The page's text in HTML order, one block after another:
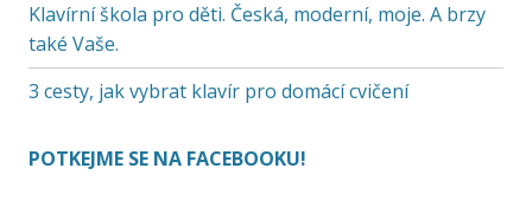
Klavírní škola pro děti. Česká, moderní, moje. A brzy
také Vaše.
3 cesty, jak vybrat klavír pro domácí cvičení
POTKEJME SE NA FACEBOOKU!